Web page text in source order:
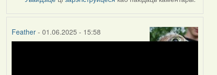
Feather- 01.06.2025 - 15:58